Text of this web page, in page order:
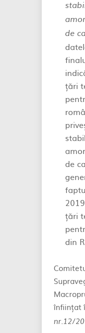
de
țări
de
țări
din
înființat
nr.12/